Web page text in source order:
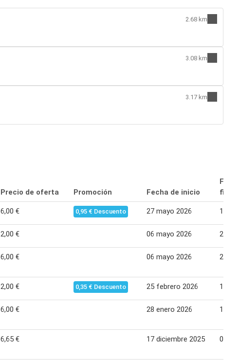
2.68 km
3.08 km
3.17 km
Precio de oferta Promoción Fecha de inicio
6,00 € 0,95 € Descuento 27 mayo 2026 13
2,00 € 06 mayo 2026 23
6,00 € 06 mayo 2026 23
2,00 € 0,35 € Descuento 25 febrero 2026 14
6,00 € 28 enero 2026 14
6,65 € 17 diciembre 2025 03